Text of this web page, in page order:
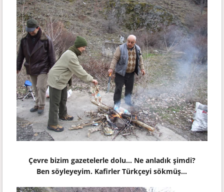
Çevre bizim gazetelerle dolu... Ne anladık şimdi?
Ben söyleyeyim. Kafirler Türkçeyi sökmüş...